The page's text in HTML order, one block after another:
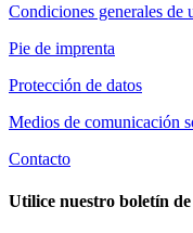
Condiciones generales de
Pie de imprenta
Protección de datos
Medios de comunicación
Contacto
Utilice nuestro boletín